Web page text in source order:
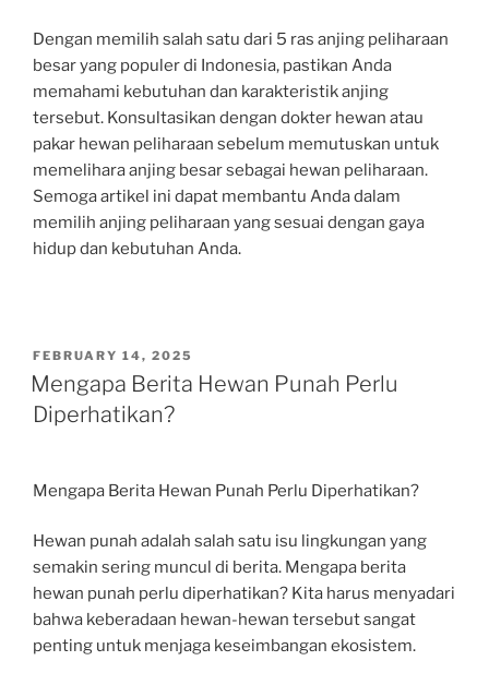
Dengan memilih salah satu dari 5 ras anjing peliharaan
besar yang populer di Indonesia, pastikan Anda
memahami kebutuhan dan karakteristik anjing
tersebut. Konsultasikan dengan dokter hewan atau
pakar hewan peliharaan sebelum memutuskan untuk
memelihara anjing besar sebagai hewan peliharaan.
Semoga artikel ini dapat membantu Anda dalam
memilih anjing peliharaan yang sesuai dengan gaya
hidup dan kebutuhan Anda.
POSTED
ON
FEBRUARY 14, 2025
Mengapa Berita Hewan Punah Perlu
Diperhatikan?
Mengapa Berita Hewan Punah Perlu Diperhatikan?
Hewan punah adalah salah satu isu lingkungan yang
semakin sering muncul di berita. Mengapa berita
hewan punah perlu diperhatikan? Kita harus menyadari
bahwa keberadaan hewan-hewan tersebut sangat
penting untuk menjaga keseimbangan ekosistem.